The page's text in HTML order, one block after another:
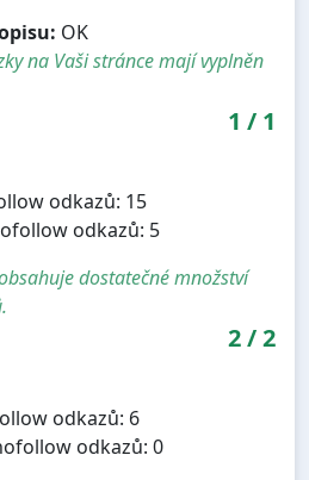
OK
na Vaši stránce mají vyplněn
1 / 1
odkazů: 15
odkazů: 5
dostatečné množství
2/2
odkazů: 6
odkazů: 0